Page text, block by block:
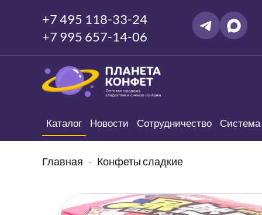
+7 495 118-33-24
+7 995 657-14-06
Каталог Новости Сотрудничество Система
Главная Конфеты сладкие